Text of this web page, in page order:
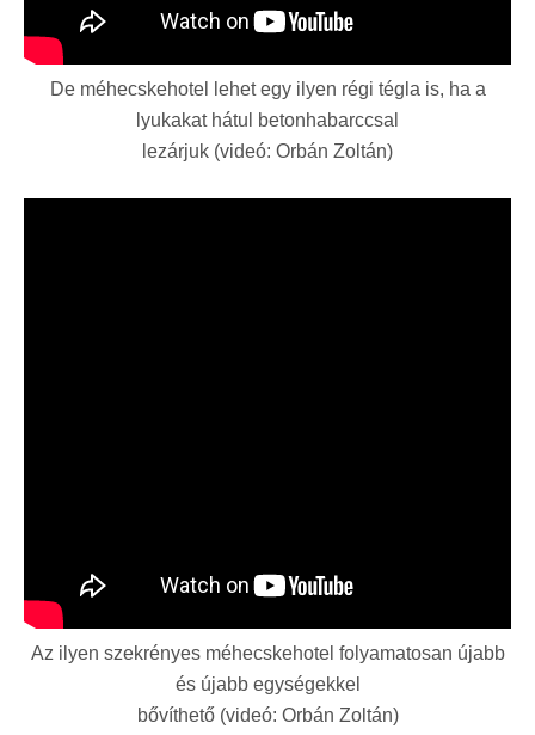
De méhecskehotel lehet egy ilyen régi tégla is, ha a
lyukakat hátul betonhabarccsal
lezárjuk (videó: Orbán Zoltán)
Az ilyen szekrényes méhecskehotel folyamatosan újabb
és újabb egységekkel
bővíthető (videó: Orbán Zoltán)